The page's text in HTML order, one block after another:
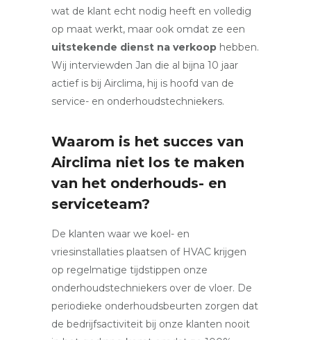
wat de klant echt nodig heeft en volledig
op maat werkt, maar ook omdat ze een
uitstekende dienst na verkoop hebben.
Wij interviewden Jan die al bijna 10 jaar
actief is bij Airclima, hij is hoofd van de
service- en onderhoudstechniekers.
Waarom is het succes van
Airclima niet los te maken
van het onderhouds- en
serviceteam?
De klanten waar we koel- en
vriesinstallaties plaatsen of HVAC krijgen
op regelmatige tijdstippen onze
onderhoudstechniekers over de vloer. De
periodieke onderhoudsbeurten zorgen dat
de bedrijfsactiviteit bij onze klanten nooit